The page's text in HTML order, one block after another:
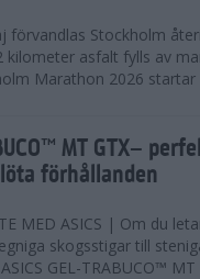
förvandlas Stockholm
kilometer asfalt fylls av
Marathon 2026 startar
MT GTX–
förhållanden
MED ASICS | Om du
skogsstigar till
GEL-TRABUCO™ MT